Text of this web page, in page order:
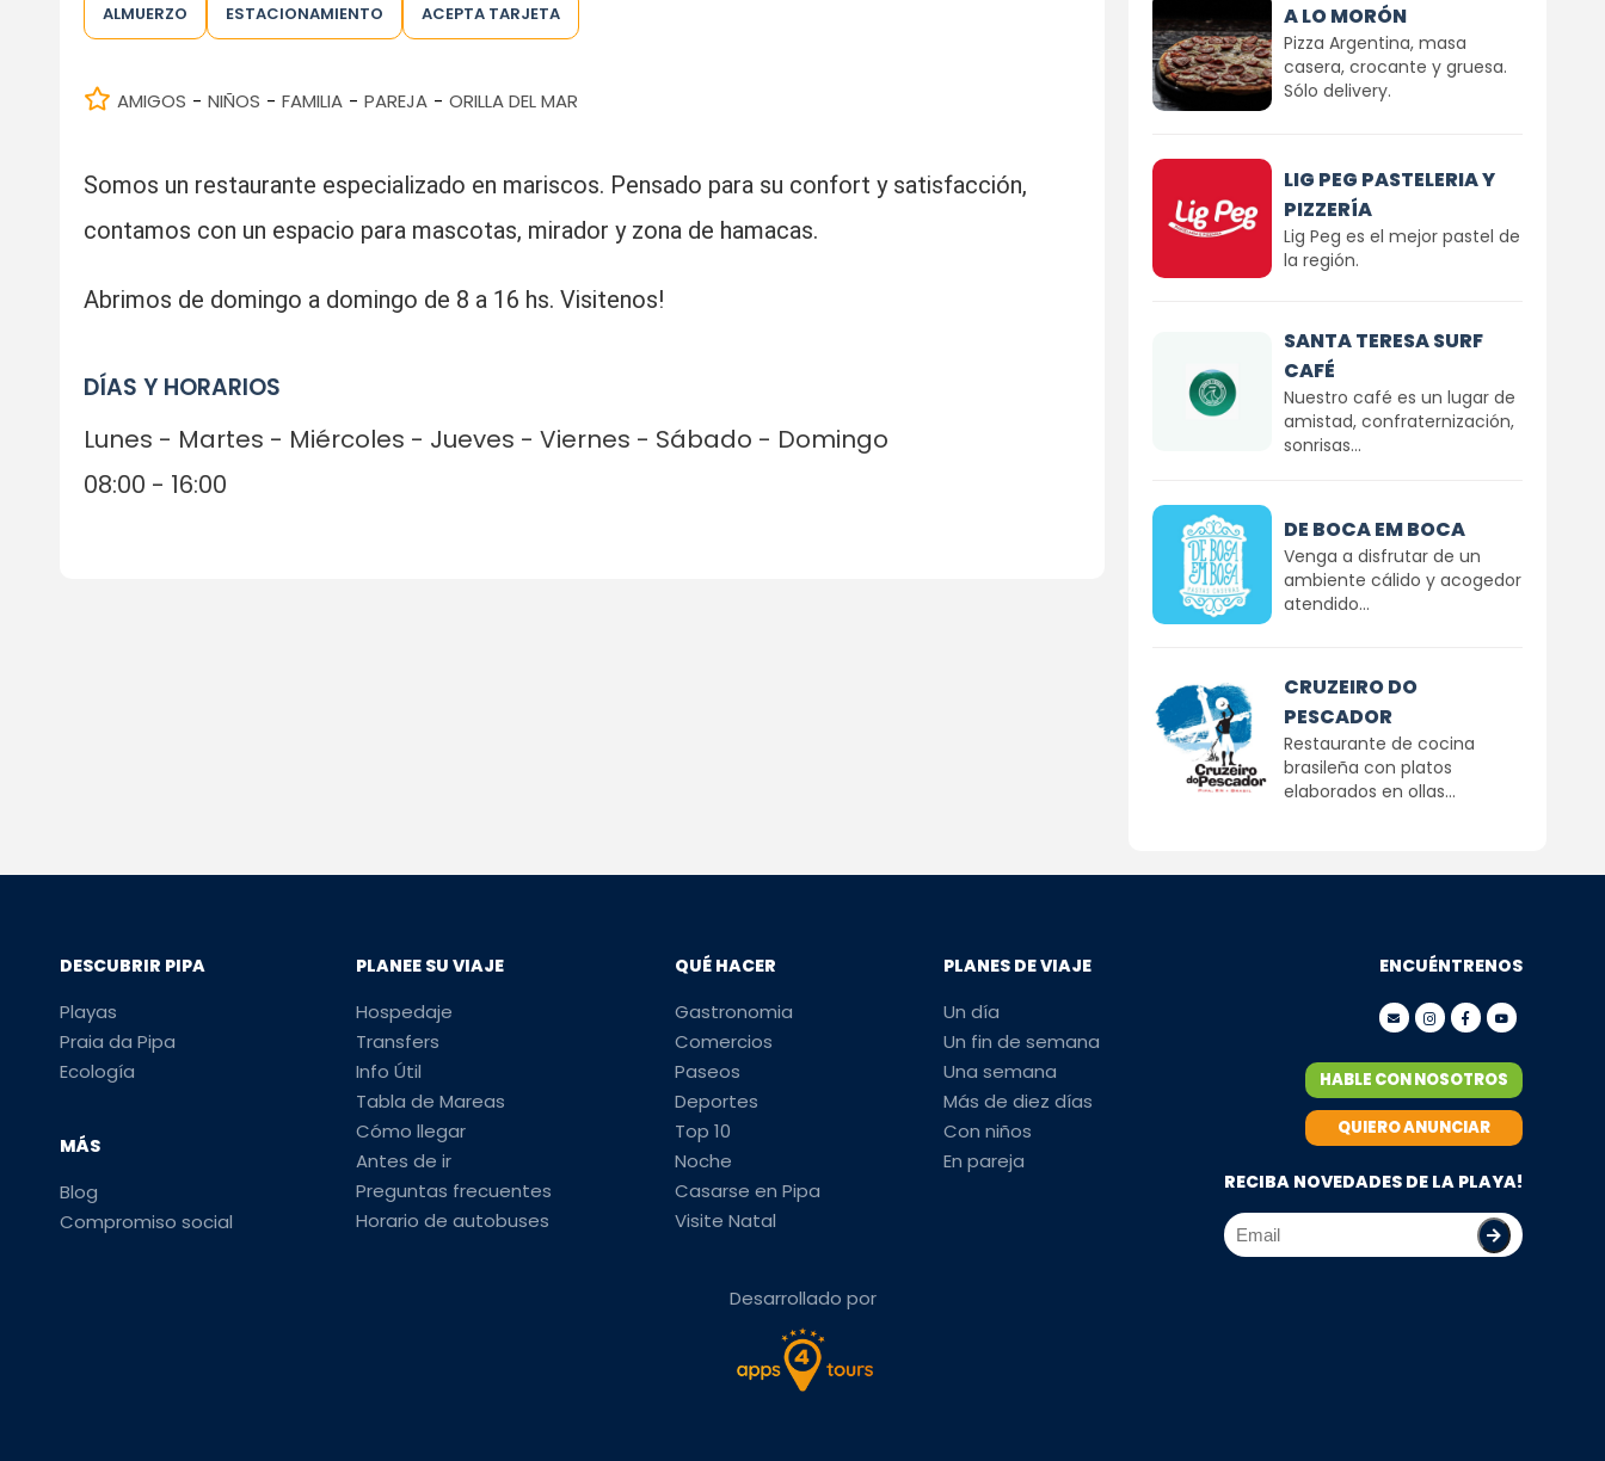
ALMUERZO ESTACIONAMIENTO ACEPTA TARJETA
AMIGOS - NIÑOS - FAMILIA - PAREJA - ORILLA DEL MAR
Somos un restaurante especializado en mariscos. Pensado para su confort y satisfacción,
contamos con un espacio para mascotas, mirador y zona de hamacas.
Abrimos de domingo a domingo de 8 a 16 hs. Visitenos!
DÍAS Y HORARIOS
Lunes - Martes - Miércoles - Jueves - Viernes - Sábado - Domingo
08:00 - 16:00
A LO MORÓN
Pizza Argentina, masa
casera, crocante y gruesa.
Sólo delivery.
LIG PEG PASTELERIA Y
PIZZERÍA
Lig Peg es el mejor pastel de
la región.
SANTA TERESA SURF
CAFÉ
Nuestro café es un lugar de
amistad, confraternización,
sonrisas...
DE BOCA EM BOCA
Venga a disfrutar de un
ambiente cálido y acogedor
atendido...
CRUZEIRO DO
PESCADOR
Restaurante de cocina
brasileña con platos
elaborados en ollas...
DESCUBRIR PIPA
Playas
Praia da Pipa
Ecología
MÁS
Blog
Compromiso social
PLANEE SU VIAJE
Hospedaje
Transfers
Info Útil
Tabla de Mareas
Cómo llegar
Antes de ir
Preguntas frecuentes
Horario de autobuses
QUÉ HACER
Gastronomia
Comercios
Paseos
Deportes
Top 10
Noche
Casarse en Pipa
Visite Natal
PLANES DE VIAJE
Un día
Un fin de semana
Una semana
Más de diez días
Con niños
En pareja
ENCUÉNTRENOS
HABLE CON NOSOTROS
QUIERO ANUNCIAR
RECIBA NOVEDADES DE LA PLAYA!
Desarrollado por